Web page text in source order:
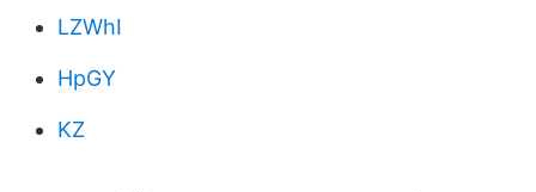
LZWhI
HpGY
KZ